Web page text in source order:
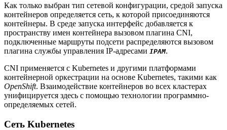
Как только выбран тип сетевой конфигурации, средой запуска
контейнеров определяется сеть, к которой присоединяются
контейнеры. В среде запуска интерфейс добавляется к
пространству имен контейнера вызовом плагина CNI,
подключенные маршруты подсети распределяются вызовом
плагина службы управления IP-адресами IPAM.
CNI применяется с Kubernetes и другими платформами
контейнерной оркестрации на основе Kubernetes, такими как
OpenShift. Взаимодействие контейнеров во всех кластерах
унифицируется здесь с помощью технологии программно-
определяемых сетей.
Сеть Kubernetes